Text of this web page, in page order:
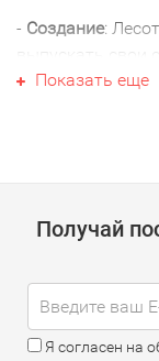
- Создание:
выпускать
того как страна
Лесотоский
Лесото
средство
Показать еще
Получай
Я согласен на